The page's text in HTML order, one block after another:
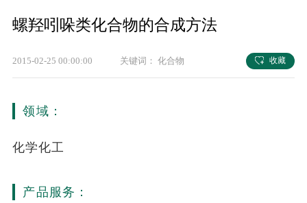
螺羟吲哚类化合物的合成方法
2015-02-25 00:00:00 关键词： 化合物 收藏
领域：
化学化工
产品服务：